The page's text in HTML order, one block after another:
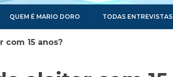
QUEM É MARIO DORO TODAS ENTREVISTAS
15 anos?